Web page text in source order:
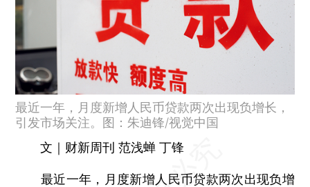
最近一年，月度新增人民币贷款两次出现负增长，
引发市场关注。图：朱迪锋/视觉中国
文｜财新周刊 范浅蝉 丁锋
最近一年，月度新增人民币贷款两次出现负增